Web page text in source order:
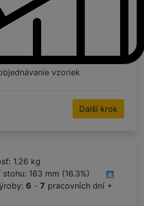
vzoriek
Další krok
1.26 kg
stohu: 163 mm (16.3%)
6 - 7 pracovních dní +